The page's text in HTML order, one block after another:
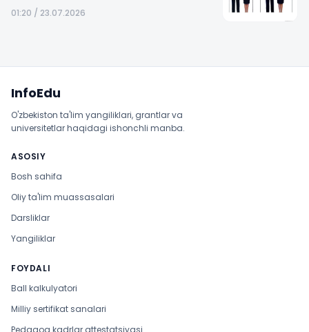
01:20 / 23.07.2026
InfoEdu
O'zbekiston ta'lim yangiliklari, grantlar va
universitetlar haqidagi ishonchli manba.
ASOSIY
Bosh sahifa
Oliy ta'lim muassasalari
Darsliklar
Yangiliklar
FOYDALI
Ball kalkulyatori
Milliy sertifikat sanalari
Pedagog kadrlar attestatsiyasi